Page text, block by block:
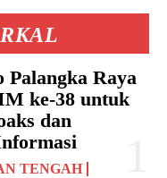
Palangka Raya
ke-38 untuk
dan
TENGAH